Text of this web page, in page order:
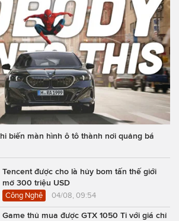
biến màn hình ô tô thành nơi quảng bá
Tencent được cho là hủy bom tấn thế giới
mở 300 triệu USD
Công Nghệ 04/08, 09:54
Game thủ mua được GTX 1050 Ti với giá chỉ